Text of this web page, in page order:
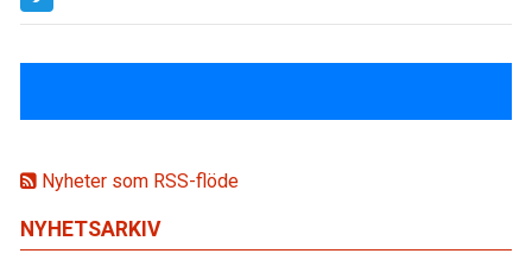
Nyheter som RSS-flöde
NYHETSARKIV